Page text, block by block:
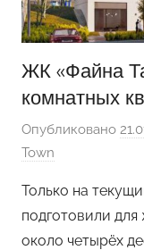
ЖК «Файна
комнатных
Опубликовано
Town
Только на
подготовили
около четырёх